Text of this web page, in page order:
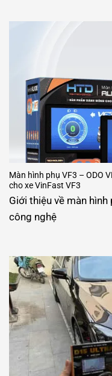
Màn hình phụ VF3 – ODO
cho xe VinFast VF3
Giới thiệu về màn hình
công nghệ